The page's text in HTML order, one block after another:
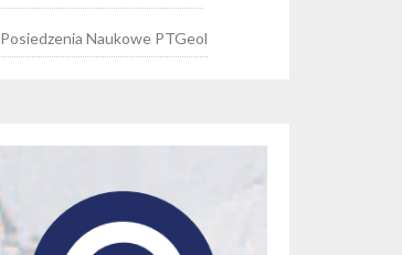
Posiedzenia Naukowe PTGeol